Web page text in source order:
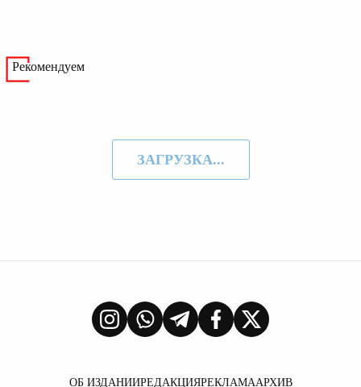
Рекомендуем
ЗАГРУЗКА...
ОБ ИЗДАНИИРЕДАКЦИЯРЕКЛАМААРХИВ